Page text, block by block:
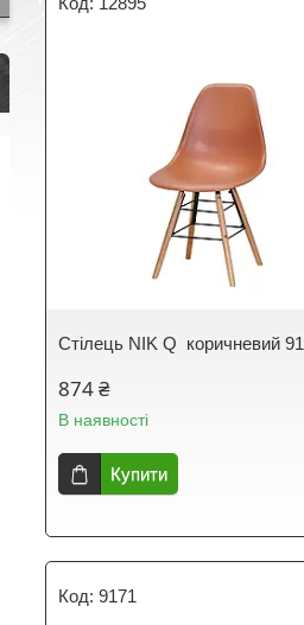
Стілець NIK Q коричневий 91
874 ₴
В наявності
Купити
9171